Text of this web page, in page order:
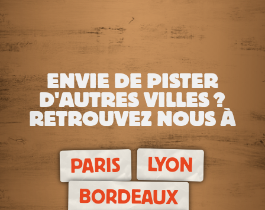
ENVIE DE PISTER
D'AUTRES VILLES ?
RETROUVEZ NOUS À
PARIS LYON
BORDEAUX